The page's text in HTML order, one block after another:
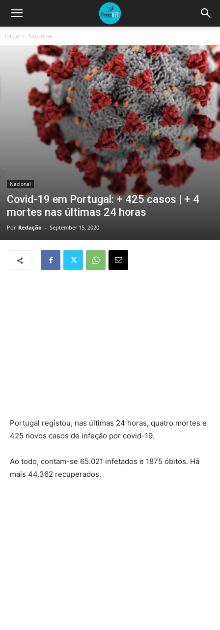
Início Nacional
Nacional
Covid-19 em Portugal: + 425 casos | + 4
mortes nas últimas 24 horas
Por Redação - September 15, 2020
Portugal registou, nas últimas 24 horas, quatro mortes e
425 novos casos de infeção por covid-19.
Ao todo, contam-se 65.021 infetados e 1875 óbitos. Há
mais 44.362 recuperados.